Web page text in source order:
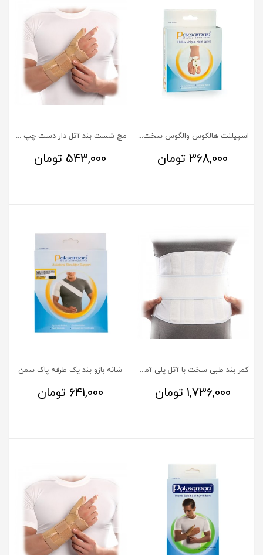
اسپیلنت هالکوس والگوس سخت پاک سمن پای چپ
368,000تومان
مچ شست بند آتل دار دست چپ پاک سمن
543,000 تومان
کمر بند طبی سخت با آتل پلی آمید پاک سمن
1,736,000 تومان
شانه بازو بند یک طرفه پاک سمن
641,000 تومان